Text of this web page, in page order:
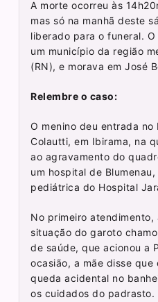
A morte ocorreu às
mas só na manhã deste
liberado para o funeral.
um município da região
(RN), e morava em José
Relembre o caso:
O menino deu entrada no
Colautti, em Ibirama, na
ao agravamento do
um hospital de
pediátrica do Hospital
No primeiro atendimento,
situação do garoto
de saúde, que acionou a
ocasião, a mãe disse
queda acidental no
os cuidados do padrasto.